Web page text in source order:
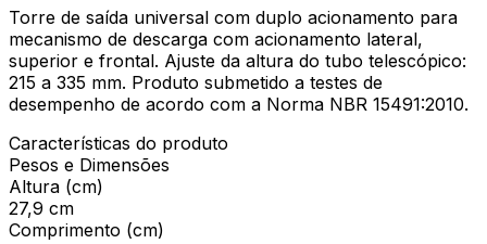
Torre de saída universal com duplo acionamento para
mecanismo de descarga com acionamento lateral,
superior e frontal. Ajuste da altura do tubo telescópico:
215 a 335 mm. Produto submetido a testes de
desempenho de acordo com a Norma NBR 15491:2010.
Características do produto
Pesos e Dimensões
Altura (cm)
27,9 cm
Comprimento (cm)